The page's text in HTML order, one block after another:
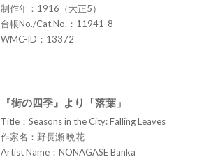
制作年：1916（大正5）
台帳No./Cat.No.：11941-8
WMC-ID：13372
『街の四季』より「落葉」
Title：Seasons in the City: Falling Leaves
作家名：野長瀬 晩花
Artist Name：NONAGASE Banka